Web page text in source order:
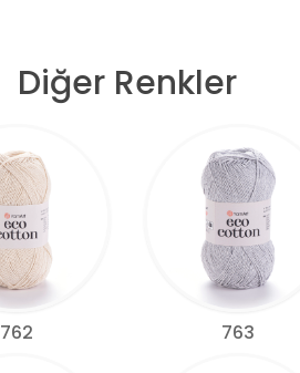
Diğer Renkler
762 763